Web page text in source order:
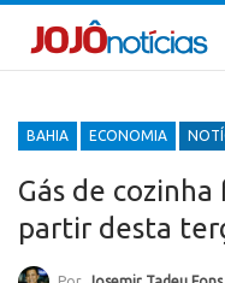
BAHIA ECONOMIA
Gás de
partir desta